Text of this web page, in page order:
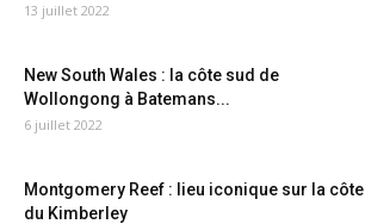
13 juillet 2022
New South Wales : la côte sud de
Wollongong à Batemans...
6 juillet 2022
Montgomery Reef : lieu iconique sur la côte
du Kimberley